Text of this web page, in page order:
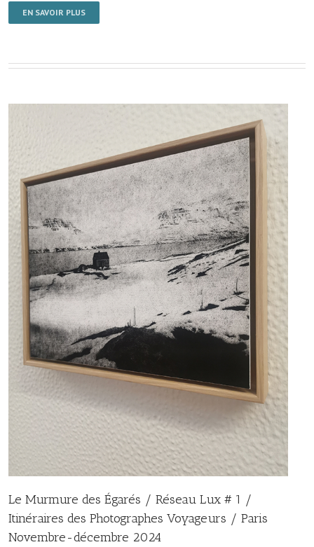
EN SAVOIR PLUS
Le Murmure des Égarés / Réseau Lux # 1 /
Itinéraires des Photographes Voyageurs / Paris
Novembre-décembre 2024